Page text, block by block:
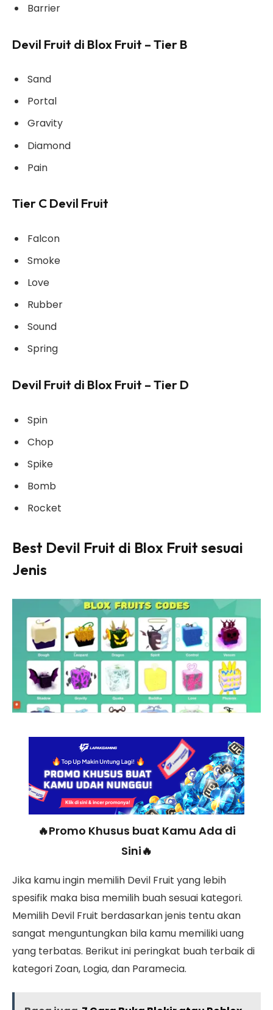
Barrier
Devil Fruit di Blox Fruit – Tier B
Sand
Portal
Gravity
Diamond
Pain
Tier C Devil Fruit
Falcon
Smoke
Love
Rubber
Sound
Spring
Devil Fruit di Blox Fruit – Tier D
Spin
Chop
Spike
Bomb
Rocket
Best Devil Fruit di Blox Fruit sesuai
Jenis
🔥Promo Khusus buat Kamu Ada di
Sini🔥
Jika kamu ingin memilih Devil Fruit yang lebih
spesifik maka bisa memilih buah sesuai kategori.
Memilih Devil Fruit berdasarkan jenis tentu akan
sangat menguntungkan bila kamu memiliki uang
yang terbatas. Berikut ini peringkat buah terbaik di
kategori Zoan, Logia, dan Paramecia.